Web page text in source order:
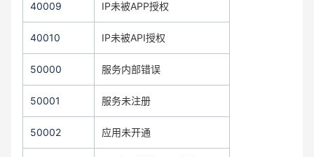
40009 IP未被APP授权
40010 IP未被API授权
50000 服务内部错误
50001 服务未注册
50002 应用未开通